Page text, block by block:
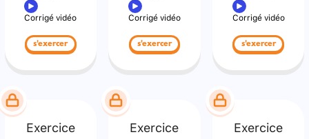
Corrigé vidéo
s'exercer
Corrigé vidéo
s'exercer
Corrigé vidéo
s'exercer
Exercice Exercice Exercice